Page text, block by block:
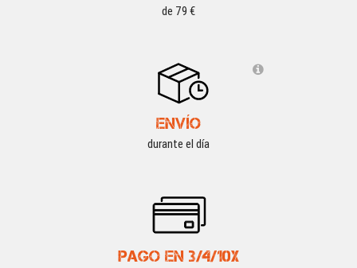
de 79 €
ENVÍO
durante el día
PAGO EN 3/4/10X